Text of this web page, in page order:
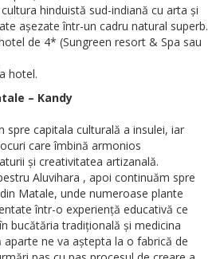
hinduistă sud-indiană cu arta și
așezate într-un cadru natural superb.
de 4* (Sungreen resort & Spa sau
hotel.
– Kandy
spre capitala culturală a insulei, iar
care îmbină armonios
și creativitatea artizanală.
Aluvihara , apoi continuăm spre
Matale, unde numeroase plante
într-o experiență educativă ce
bucătăria tradițională și medicina
aparte ne va aștepta la o fabrică de